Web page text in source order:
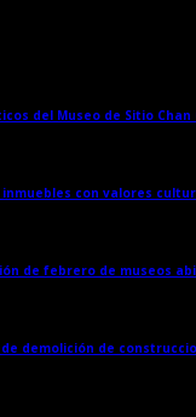
del Museo de Sitio Chan
con valores
de febrero de museos
demolición de